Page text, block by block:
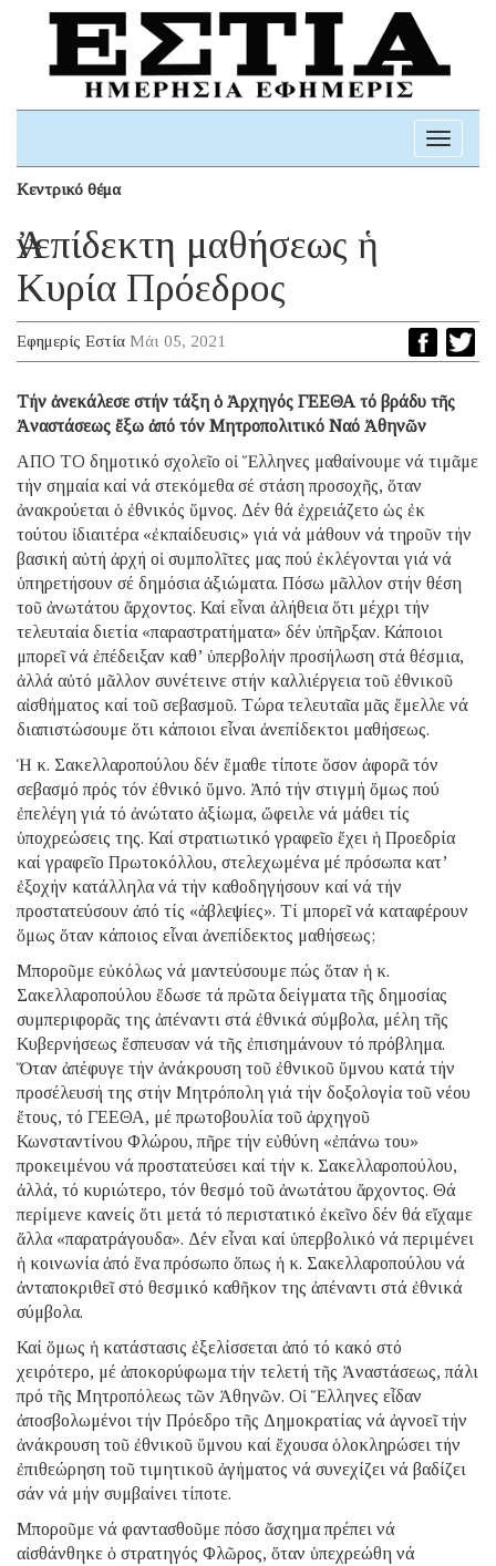
Toggle
Κεντρικό θέμα
Ἀνεπίδεκτη μαθήσεως ἡ
Κυρία Πρόεδρος
Εφημερίς Εστία Μάι 05, 2021
Τήν ἀνεκάλεσε στήν τάξη ὁ Ἀρχηγός ΓΕΕΘΑ τό βράδυ τῆς
Ἀναστάσεως ἔξω ἀπό τόν Μητροπολιτικό Ναό Ἀθηνῶν
ΑΠΟ ΤΟ δημοτικό σχολεῖο οἱ Ἕλληνες μαθαίνουμε νά τιμᾶμε
τήν σημαία καί νά στεκόμεθα σέ στάση προσοχῆς, ὅταν
ἀνακρούεται ὁ ἐθνικός ὕμνος. Δέν θά ἐχρειάζετο ὡς ἐκ
τούτου ἰδιαιτέρα «ἐκπαίδευσις» γιά νά μάθουν νά τηροῦν τήν
βασική αὐτή ἀρχή οἱ συμπολῖτες μας πού ἐκλέγονται γιά νά
ὑπηρετήσουν σέ δημόσια ἀξιώματα. Πόσω μᾶλλον στήν θέση
τοῦ ἀνωτάτου ἄρχοντος. Καί εἶναι ἀλήθεια ὅτι μέχρι τήν
τελευταία διετία «παραστρατήματα» δέν ὑπῆρξαν. Κάποιοι
μπορεῖ νά ἐπέδειξαν καθ’ ὑπερβολήν προσήλωση στά θέσμια,
ἀλλά αὐτό μᾶλλον συνέτεινε στήν καλλιέργεια τοῦ ἐθνικοῦ
αἰσθήματος καί τοῦ σεβασμοῦ. Τώρα τελευταῖα μᾶς ἔμελλε νά
διαπιστώσουμε ὅτι κάποιοι εἶναι ἀνεπίδεκτοι μαθήσεως.
Ἡ κ. Σακελλαροπούλου δέν ἔμαθε τίποτε ὅσον ἀφορᾶ τόν
σεβασμό πρός τόν ἐθνικό ὕμνο. Ἀπό τήν στιγμή ὅμως πού
ἐπελέγη γιά τό ἀνώτατο ἀξίωμα, ὤφειλε νά μάθει τίς
ὑποχρεώσεις της. Καί στρατιωτικό γραφεῖο ἔχει ἡ Προεδρία
καί γραφεῖο Πρωτοκόλλου, στελεχωμένα μέ πρόσωπα κατ’
ἐξοχήν κατάλληλα νά τήν καθοδηγήσουν καί νά τήν
προστατεύσουν ἀπό τίς «ἀβλεψίες». Τί μπορεῖ νά καταφέρουν
ὅμως ὅταν κάποιος εἶναι ἀνεπίδεκτος μαθήσεως;
Μποροῦμε εὐκόλως νά μαντεύσουμε πώς ὅταν ἡ κ.
Σακελλαροπούλου ἔδωσε τά πρῶτα δείγματα τῆς δημοσίας
συμπεριφορᾶς της ἀπέναντι στά ἐθνικά σύμβολα, μέλη τῆς
Κυβερνήσεως ἔσπευσαν νά τῆς ἐπισημάνουν τό πρόβλημα.
Ὅταν ἀπέφυγε τήν ἀνάκρουση τοῦ ἐθνικοῦ ὕμνου κατά τήν
προσέλευσή της στήν Μητρόπολη γιά τήν δοξολογία τοῦ νέου
ἔτους, τό ΓΕΕΘΑ, μέ πρωτοβουλία τοῦ ἀρχηγοῦ
Κωνσταντίνου Φλώρου, πῆρε τήν εὐθύνη «ἐπάνω του»
προκειμένου νά προστατεύσει καί τήν κ. Σακελλαροπούλου,
ἀλλά, τό κυριώτερο, τόν θεσμό τοῦ ἀνωτάτου ἄρχοντος. Θά
περίμενε κανείς ὅτι μετά τό περιστατικό ἐκεῖνο δέν θά εἴχαμε
ἄλλα «παρατράγουδα». Δέν εἶναι καί ὑπερβολικό νά περιμένει
ἡ κοινωνία ἀπό ἕνα πρόσωπο ὅπως ἡ κ. Σακελλαροπούλου νά
ἀνταποκριθεῖ στό θεσμικό καθῆκον της ἀπέναντι στά ἐθνικά
σύμβολα.
Καί ὅμως ἡ κατάστασις ἐξελίσσεται ἀπό τό κακό στό
χειρότερο, μέ ἀποκορύφωμα τήν τελετή τῆς Ἀναστάσεως, πάλι
πρό τῆς Μητροπόλεως τῶν Ἀθηνῶν. Οἱ Ἕλληνες εἶδαν
ἀποσβολωμένοι τήν Πρόεδρο τῆς Δημοκρατίας νά ἀγνοεῖ τήν
ἀνάκρουση τοῦ ἐθνικοῦ ὕμνου καί ἔχουσα ὁλοκληρώσει τήν
ἐπιθεώρηση τοῦ τιμητικοῦ ἀγήματος νά συνεχίζει νά βαδίζει
σάν νά μήν συμβαίνει τίποτε.
Μποροῦμε νά φαντασθοῦμε πόσο ἄσχημα πρέπει νά
αἰσθάνθηκε ὁ στρατηγός Φλῶρος, ὅταν ὑπεχρεώθη νά